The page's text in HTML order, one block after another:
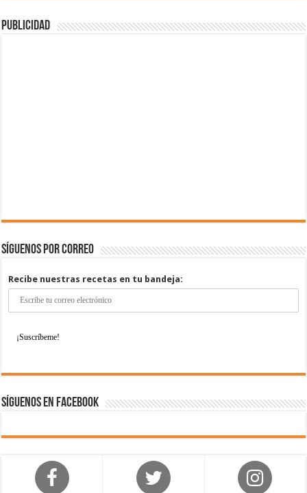
Publicidad
Síguenos por correo
Recibe nuestras recetas en tu bandeja:
Síguenos en Facebook